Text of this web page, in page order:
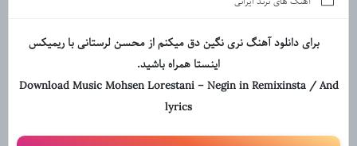
برای دانلود آهنگ نری نگین دق میکنم از محسن لرستانی با ریمیکس
اینستا همراه باشید.
Download Music Mohsen Lorestani – Negin in Remixinsta / And
lyrics